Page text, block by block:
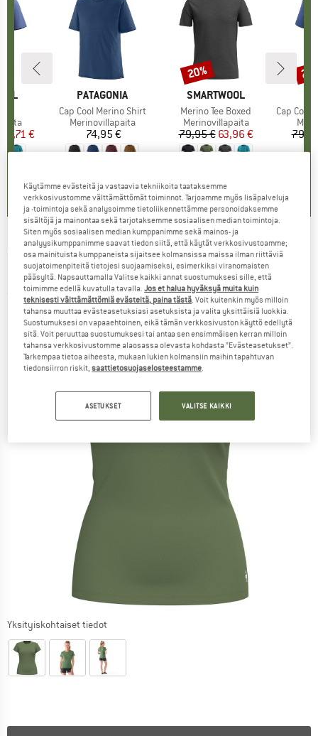
hinta
48,71 €
MERKKI
PATAGONIA
Tuote
Cap Cool Merino Shirt
Tuoteryhmä
Merinovillapaita
Hinta
74,95 €
MERKKI
SMARTWOOL
Tuote
Merino Tee Boxed
Tuoteryhmä
Merinovillapaita
Hinta
79,95 €Alennettu hinta
63,96 €
Alennus
20%
Tuote
Cap Cool
SMARTWOOL -Women's Merino Tee Boxed -
Merinovillapaita
(0)
Yksityiskohtaiset tiedot
Käytämme evästeitä ja vastaavia tekniikoita taataksemme
verkkosivustomme välttämättömät toiminnot. Tarjoamme myös lisäpalveluja
ja -toimintoja sekä analysoimme tietoliikennettämme personoidaksemme
sisältöjä ja mainontaa sekä tarjotaksemme sosiaalisen median toimintoja.
Siten myös sosiaalisen median kumppanimme sekä mainos- ja
analyysikumppanimme saavat tiedon siitä, että käytät verkkosivustoamme;
osa mainituista kumppaneista sijaitsee kolmansissa maissa ilman riittäviä
suojatoimenpiteitä tietojesi suojaamiseksi, esimerkiksi viranomaisten
pääsyltä. Napsauttamalla Valitse kaikki annat suostumuksesi sille, että
toimimme edellä kuvatulla tavalla.Jos et halua hyväksyä muita kuin
teknisesti välttämättömiä evästeitä, paina tästä . Voit kuitenkin myös milloin
tahansa muuttaa evästeasetuksiasi asetuksista ja valita yksittäisiä luokkia.
Suostumuksesi on vapaaehtoinen, eikä tämän verkkosivuston käyttö edellytä
sitä. Voit peruuttaa suostumuksesi tai antaa sen ensimmäisen kerran milloin
tahansa verkkosivustomme alaosassa olevasta kohdasta ”Evästeasetukset”.
Tarkempaa tietoa aiheesta, mukaan lukien kolmansiin maihin tapahtuvan
tiedonsiirron riskit,saattietosuojaselosteestamme
ASETUKSET VALITSE KAIKKI